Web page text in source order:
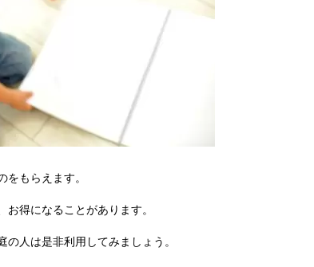
もらえます。
得になることがあります。
人は是非利用してみましょう。